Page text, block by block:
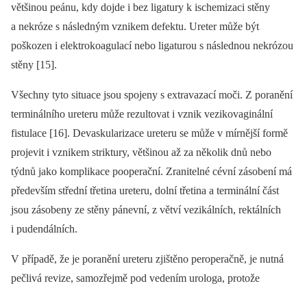
většinou peánu, kdy dojde i bez ligatury k ischemizaci stěny
a nekróze s následným vznikem defektu. Ureter může být
poškozen i elektrokoagulací nebo ligaturou s následnou nekrózou
stěny [15].
Všechny tyto situace jsou spojeny s extravazací moči. Z poranění
terminálního ureteru může rezultovat i vznik vezikovaginální
fistulace [16]. Devaskularizace ureteru se může v mírnější formě
projevit i vznikem striktury, většinou až za několik dnů nebo
týdnů jako komplikace pooperační. Zranitelné cévní zásobení má
především střední třetina ureteru, dolní třetina a terminální část
jsou zásobeny ze stěny pánevní, z větví vezikálních, rektálních
i pudendálních.
V případě, že je poranění ureteru zjištěno peroperačně, je nutná
pečlivá revize, samozřejmě pod vedením urologa, protože